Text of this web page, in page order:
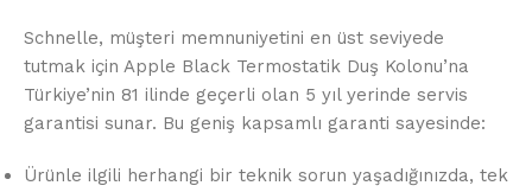
Schnelle, müşteri memnuniyetini en üst seviyede
tutmak için Apple Black Termostatik Duş Kolonu’na
Türkiye’nin 81 ilinde geçerli olan 5 yıl yerinde servis
garantisi sunar. Bu geniş kapsamlı garanti sayesinde:
Ürünle ilgili herhangi bir teknik sorun yaşadığınızda, tek